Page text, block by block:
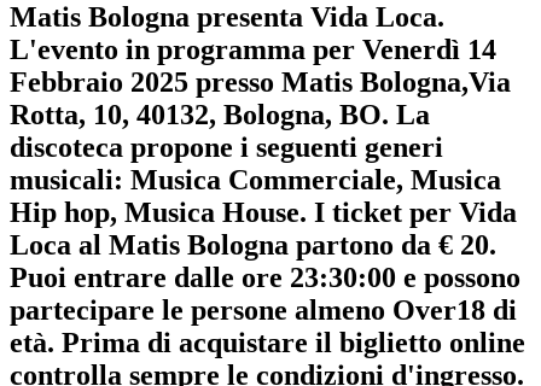
Matis Bologna presenta Vida Loca.
L'evento in programma per Venerdì 14
Febbraio 2025 presso Matis Bologna,Via
Rotta, 10, 40132, Bologna, BO. La
discoteca propone i seguenti generi
musicali: Musica Commerciale, Musica
Hip hop, Musica House. I ticket per Vida
Loca al Matis Bologna partono da € 20.
Puoi entrare dalle ore 23:30:00 e possono
partecipare le persone almeno Over18 di
età. Prima di acquistare il biglietto online
controlla sempre le condizioni d'ingresso.